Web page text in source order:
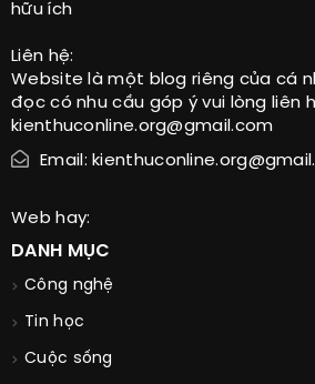
hữu ích
Liên hệ:
Website là một blog riêng của cá
đọc có nhu cầu góp ý vui lòng liên
kienthuconline.org@gmail.com
Email:
Web hay:
DANH MỤC
Công nghệ
Tin học
Cuộc sống